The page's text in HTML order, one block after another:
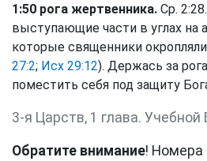
1:50 рога жертвенника. Ср.
выступающие части в углах на
которые священники
27:2; Исх 29:12). Держась за
поместить себя под защиту
3-я Царств, 1 глава.
Обратите внимание! Номера